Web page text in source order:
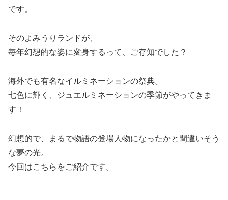
です。
そのよみうりランドが、
毎年幻想的な姿に変身するって、ご存知でした？
海外でも有名なイルミネーションの祭典。
七色に輝く、ジュエルミネーションの季節がやってきま
す！
幻想的で、まるで物語の登場人物になったかと間違いそう
な夢の光。
今回はこちらをご紹介です。